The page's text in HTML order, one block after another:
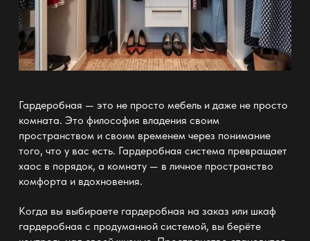
Гардеробная — это не просто мебель и даже не просто
комната. Это философия владения своим
пространством и своим временем через понимание
того, что у вас есть. Гардеробная система превращает
хаос в порядок, а комнату — в личное пространство
комфорта и вдохновения.
Когда вы выбираете гардеробная на заказ или шкаф
гардеробная с продуманной системой, вы берёте